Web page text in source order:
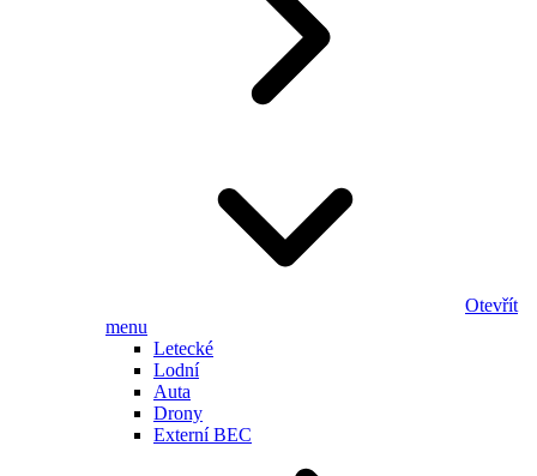
Otevřít
menu
Letecké
Lodní
Auta
Drony
Externí BEC